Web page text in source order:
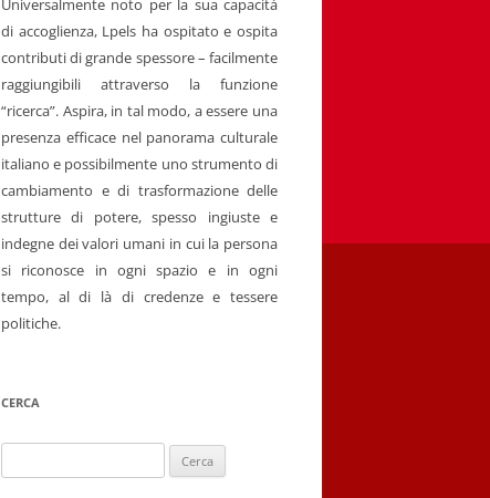
Universalmente noto per la sua capacità
di accoglienza, Lpels ha ospitato e ospita
contributi di grande spessore – facilmente
raggiungibili attraverso la funzione
“ricerca”. Aspira, in tal modo, a essere una
presenza efficace nel panorama culturale
italiano e possibilmente uno strumento di
cambiamento e di trasformazione delle
strutture di potere, spesso ingiuste e
indegne dei valori umani in cui la persona
si riconosce in ogni spazio e in ogni
tempo, al di là di credenze e tessere
politiche.
CERCA
per: